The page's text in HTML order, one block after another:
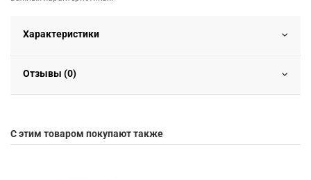
Характеристики
Отзывы (0)
С этим товаром покупают также